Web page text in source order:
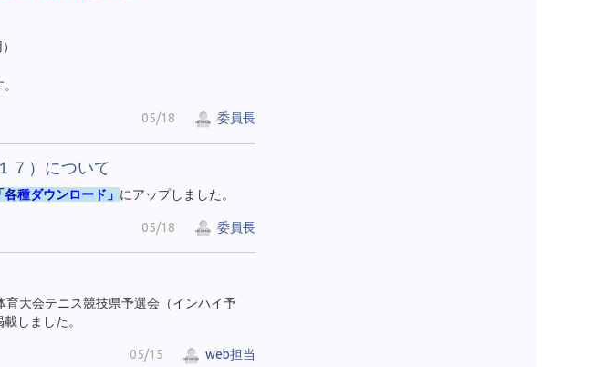
05/18 委員長
７）について
各種ダウンロード」 にアップしました。
05/18 委員長
大会テニス競技県予選会（インハイ予
載しました。
05/15 web担当